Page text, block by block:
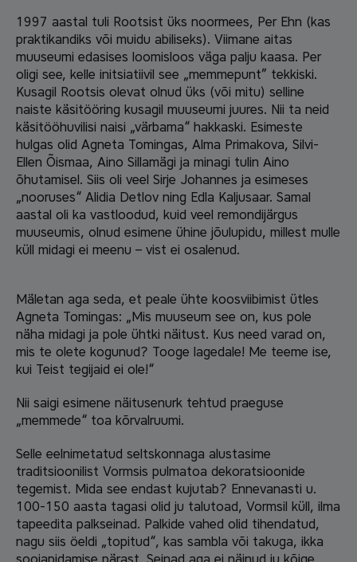
1997 aastal tuli Rootsist üks noormees, Per Ehn (kas
praktikandiks või muidu abiliseks). Viimane aitas
muuseumi edasises loomisloos väga palju kaasa. Per
oligi see, kelle initsiatiivil see „memmepunt” tekkiski.
Kusagil Rootsis olevat olnud üks (või mitu) selline
naiste käsitööring kusagil muuseumi juures. Nii ta neid
käsitööhuvilisi naisi „värbama“ hakkaski. Esimeste
hulgas olid Agneta Tomingas, Alma Primakova, Silvi-
Ellen Õismaa, Aino Sillamägi ja minagi tulin Aino
õhutamisel. Siis oli veel Sirje Johannes ja esimeses
„nooruses“ Alidia Detlov ning Edla Kaljusaar. Samal
aastal oli ka vastloodud, kuid veel remondijärgus
muuseumis, olnud esimene ühine jõulupidu, millest mulle
küll midagi ei meenu – vist ei osalenud.
Mäletan aga seda, et peale ühte koosviibimist ütles
Agneta Tomingas: „Mis muuseum see on, kus pole
näha midagi ja pole ühtki näitust. Kus need varad on,
mis te olete kogunud? Tooge lagedale! Me teeme ise,
kui Teist tegijaid ei ole!“
Nii saigi esimene näitusenurk tehtud praeguse
„memmede“ toa kõrvalruumi.
Selle eelnimetatud seltskonnaga alustasime
traditsioonilist Vormsis pulmatoa dekoratsioonide
tegemist. Mida see endast kujutab? Ennevanasti u.
100-150 aasta tagasi olid ju talutoad, Vormsil küll, ilma
tapeedita palkseinad. Palkide vahed olid tihendatud,
nagu siis öeldi „topitud“, kas sambla või takuga, ikka